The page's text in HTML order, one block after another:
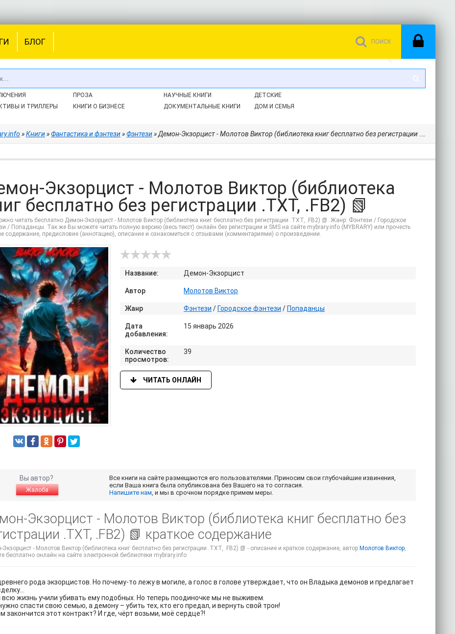
БЛОГ
И ТРИЛЛЕРЫ
ПРОЗА
КНИГИ О БИЗНЕСЕ
НАУЧНЫЕ КНИГИ
ДОКУМЕНТАЛЬНЫЕ КНИГИ
ДЕТСКИЕ
ДОМ И СЕМЬЯ
»Книги»Фантастика и фэнтези»Фэнтези» Демон-Экзорцист - Молотов Виктор (библиотека книг бесплатно без регистрации .TXT, .FB2) 📗
Экзорцист - Молотов Виктор (библиотека
бесплатно без регистрации .TXT, .FB2) 📗
читать бесплатно Демон-Экзорцист - Молотов Виктор (библиотека книг бесплатно без регистрации .TXT, .FB2) 📗. Жанр: Фэнтези / Городское
/ Попаданцы. Так же Вы можете читать полную версию (весь текст) онлайн без регистрации и SMS на сайте mybrary.info (MYBRARY) или прочесть
содержание, предисловие (аннотацию), описание и ознакомиться с отзывами (комментариями) о произведении.
Название: Демон-Экзорцист
Автор Молотов Виктор
Жанр Фэнтези / Городское фэнтези / Попаданцы
Дата
добавления:
15 январь 2026
Количество
просмотров:
39
ЧИТАТЬ ОНЛАЙН
Вы автор?
Жалоба
Все книги на сайте размещаются его пользователями. Приносим свои глубочайшие извинения,
если Ваша книга была опубликована без Вашего на то согласия.
Напишите нам, и мы в срочном порядке примем меры.
Экзорцист - Молотов Виктор (библиотека книг бесплатно без
.TXT, .FB2) 📗 краткое содержание
- Молотов Виктор (библиотека книг бесплатно без регистрации .TXT, .FB2) 📗 - описание и краткое содержание, автор Молотов Виктор,
бесплатно онлайн на сайте электронной библиотеки mybrary.info
рода экзорцистов. Но почему‐то лежу в могиле, а голос в голове утверждает, что он Владыка демонов и предлагает
всю жизнь учили убивать ему подобных. Но теперь поодиночке мы не выживем.
спасти свою семью, а демону – убить тех, кто его предал, и вернуть свой трон!
закончится этот контракт? И где, чёрт возьми, моё сердце?!